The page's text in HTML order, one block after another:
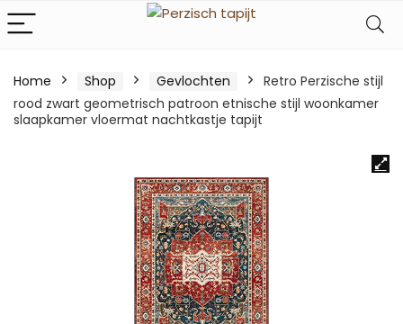
Home Shop Gevlochten
Retro Perzische stijl
rood zwart geometrisch patroon etnische stijl woonkamer
slaapkamer vloermat nachtkastje tapijt